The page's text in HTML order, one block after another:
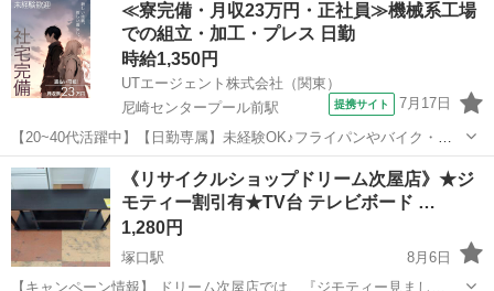
（掲載価格から7%OFF）にてご購入いただけます！ ※ご自身でお持
ち帰りの場合は更に5%OFFの合計1...
≪寮完備・月収23万円・正社員≫機械系工場
での組立・加工・プレス 日勤
時給1,350円
UTエージェント株式会社（関東）
尼崎センタープール前駅
提携サイト 7月17日
【20~40代活躍中】【日勤専属】未経験OK♪フライパンやバイク・自
動車部品の表面処理！残業少なめ☆年休121日《JCVN1C》 詳細情報
＼人気のコツコツ作業★調理器具や自動車部品の表面処理！／ 料理で
使う鉄フライパン...
兵庫 尼崎市 尼崎センタープール前駅 その他
《リサイクルショップドリーム次屋店》★ジ
モティー割引有★TV台 テレビボード …
1,280円
塚口駅
8月6日
【キャンペーン情報】 ドリーム次屋店では、『ジモティー見まし